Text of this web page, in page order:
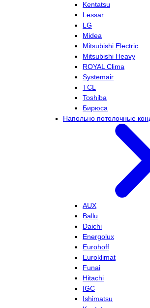
Kentatsu
Lessar
LG
Midea
Mitsubishi Electric
Mitsubishi Heavy
ROYAL Clima
Systemair
TCL
Toshiba
Бирюса
Напольно потолочные
AUX
Ballu
Daichi
Energolux
Eurohoff
Euroklimat
Funai
Hitachi
IGC
Ishimatsu